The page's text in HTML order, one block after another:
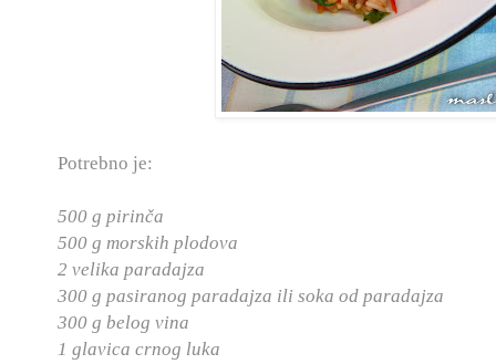
Potrebno je:
500 g pirinča
500 g morskih plodova
2 velika paradajza
300 g pasiranog paradajza ili soka od paradajza
300 g belog vina
1 glavica crnog luka